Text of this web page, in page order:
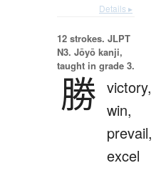
Details ▸
12 strokes. JLPT
N3. Jōyō kanji,
taught in grade 3.
勝 victory,
win,
prevail,
excel